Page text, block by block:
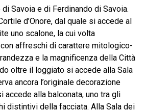
Savoia e di Ferdinando di Savoia.
d’Onore, dal quale si accede al
uno scalone, la cui volta
affreschi di carattere mitologico-
e la magnificenza della Città
oltre il loggiato si accede alla Sala
ancora l’originale decorazione
accede alla balconata, uno tra gli
distintivi della facciata. Alla Sala dei